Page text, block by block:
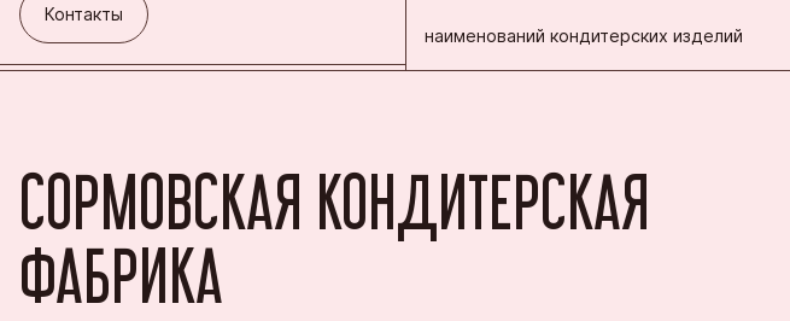
Контакты
наименований кондитерских изделий
СОРМОВСКАЯ КОНДИТЕРСКАЯ
ФАБРИКА